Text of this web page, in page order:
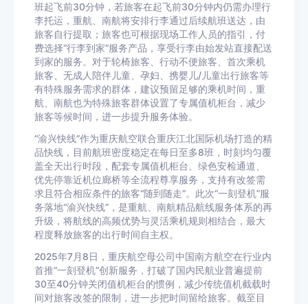
班起飞前30分钟，若旅客在起飞前30分钟内仍需办理行
李托运，重航、南航将安排行李通过后续航班送达，由
旅客自行提取；旅客也可根据现场工作人员的指引，付
费选择“行李到家”服务产品，享受行李由始发站直接配送
到家的服务。对于轮椅旅客、行动不便旅客、首次乘机
旅客、无成人陪伴儿童、孕妇、携婴儿/儿童出行旅客等
有特殊服务需求的群体，建议预留足够的乘机时间，重
航、南航也为特殊旅客群体设置了专属值机柜台，减少
旅客等候时间，进一步提升服务体验。
“渝兴快线”作为重庆航空联合重庆江北国际机场打造的精
品快线，目前航班密度稳定在每日至多8班，时刻均匀覆
盖全天出行时段，配套专属值机柜台、绿色安检通道、
优先停靠近机位廊桥等全流程尊享服务，支持有改签需
求且符合相应条件的旅客“随到随走”。此次“一刻登机”服
务落地“渝兴快线”，是重航、南航精品航线服务体系的再
升级，将航线的高频优势与灵活乘机规则相结合，最大
程度释放旅客的出行时间自主权。
2025年7月8日，重庆航空母公司中国南方航空在行业内
首推“一刻登机”创新服务，打破了国内民航业普遍提前
30至40分钟关闭值机柜台的惯例，减少传统值机截载时
间对旅客改签的限制，进一步把时间留给旅客。截至目